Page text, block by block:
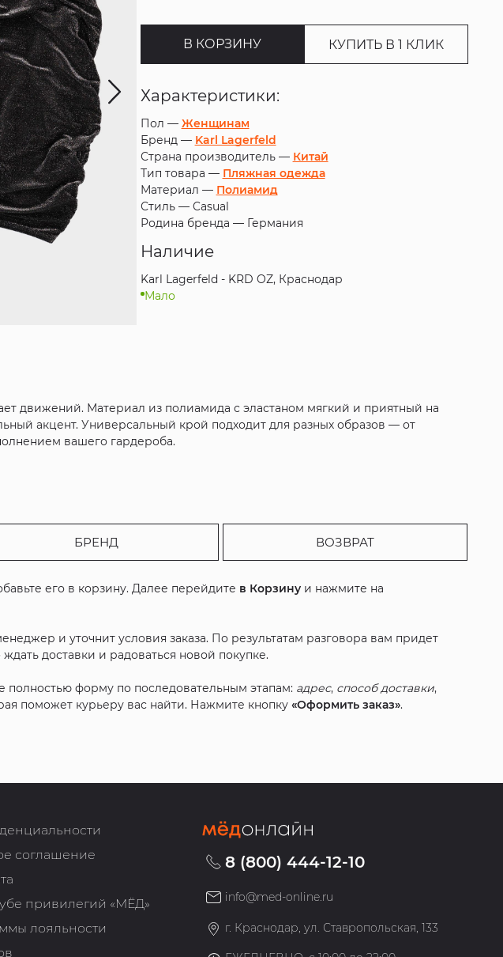
В КОРЗИНУ КУПИТЬ В 1 КЛИК
Характеристики:
Пол — Женщинам
Бренд — Karl Lagerfeld
Страна производитель — Китай
Тип товара — Пляжная одежда
Материал — Полиамид
Стиль — Casual
Родина бренда — Германия
Наличие
Karl Lagerfeld - KRD OZ, Краснодар
Мало
движений. Материал из полиамида с эластаном мягкий и приятный на
акцент. Универсальный крой подходит для разных образов — от
вашего гардероба.
БРЕНД ВОЗВРАТ
его в корзину. Далее перейдите в Корзину и нажмите на
и уточнит условия заказа. По результатам разговора вам придет
доставки и радоваться новой покупке.
форму по последовательным этапам: адрес, способ доставки,
поможет курьеру вас найти. Нажмите кнопку«Оформить заказ».
соглашение
привилегий «МЁД»
лояльности
8 (800) 444-12-10
info@med-online.ru
г. Краснодар, ул. Ставропольская, 133